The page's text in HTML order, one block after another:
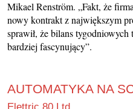
Mikael Renström. „Fakt, że
nowy kontrakt z największym
sprawił, że bilans
bardziej fascynujący”.
AUTOMATYKA NA